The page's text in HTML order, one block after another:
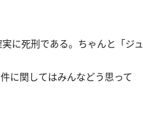
に死刑である。ちゃんと「ジュ
に関してはみんなどう思って